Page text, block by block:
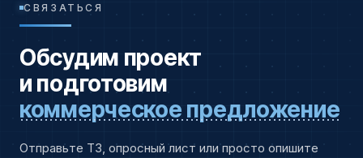
СВЯЗАТЬСЯ
Обсудим проект
и подготовим
коммерческое предложение
Отправьте ТЗ, опросный лист или просто опишите